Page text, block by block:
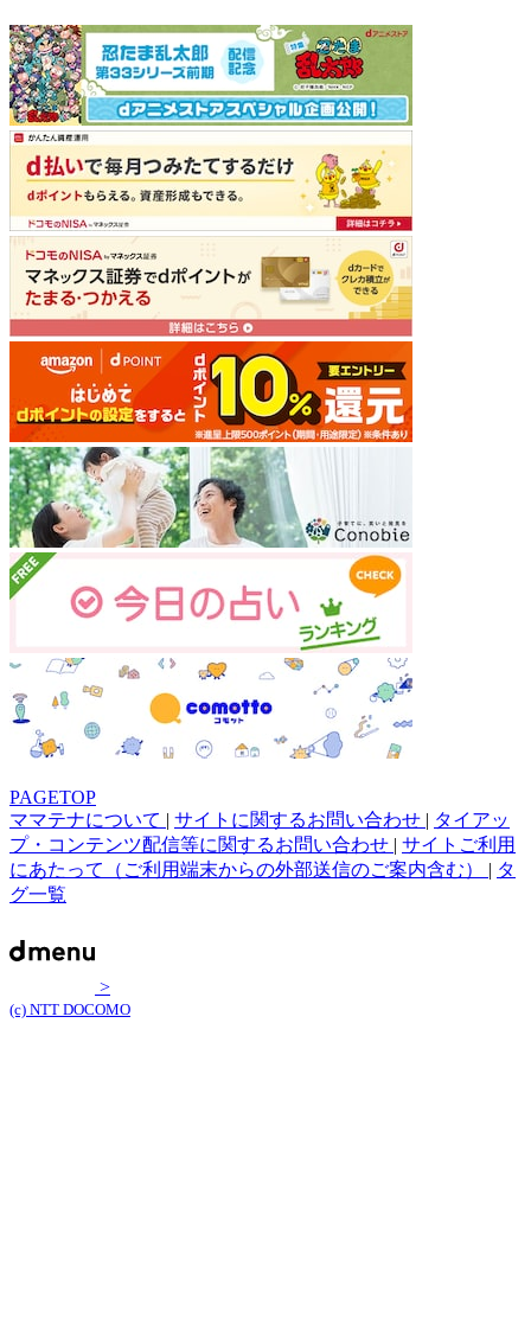
PAGETOP
ママテナについて | サイトに関するお問い合わせ | タイアッ
プ・コンテンツ配信等に関するお問い合わせ | サイトご利用
にあたって（ご利用端末からの外部送信のご案内含む） | タ
グ一覧
>
(c) NTT DOCOMO